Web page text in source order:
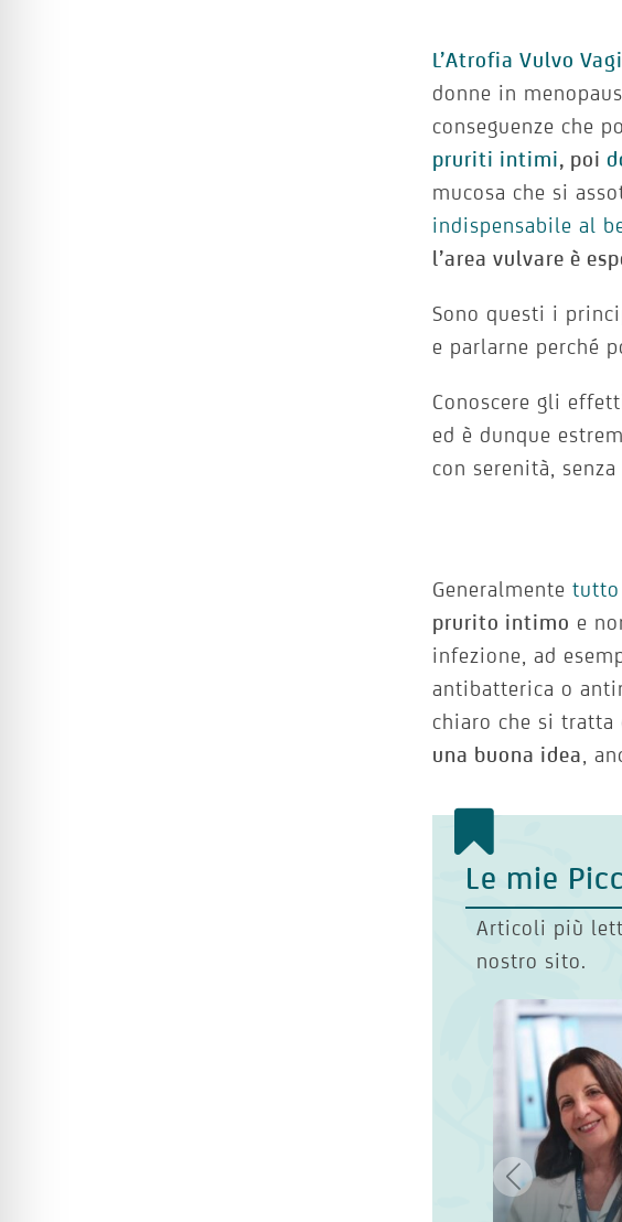
L’Atrofia Vulvo
donne in
conseguenze che
pruriti intimi, poi
mucosa che si
indispensabile al
l’area vulvare è
Sono questi i
e parlarne perché
Conoscere gli
ed è dunque
con serenità,
Generalmentetutto
prurito intimo e
infezione, ad
antibatterica o
chiaro che si
una buona idea ,
Le mie
Articoli più
nostro sito.